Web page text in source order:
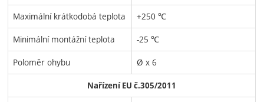
Maximální krátkodobá teplota +250 ℃
Minimální montážní teplota -25 ℃
Poloměr ohybu Ø x 6
Nařízení EU č.305/2011